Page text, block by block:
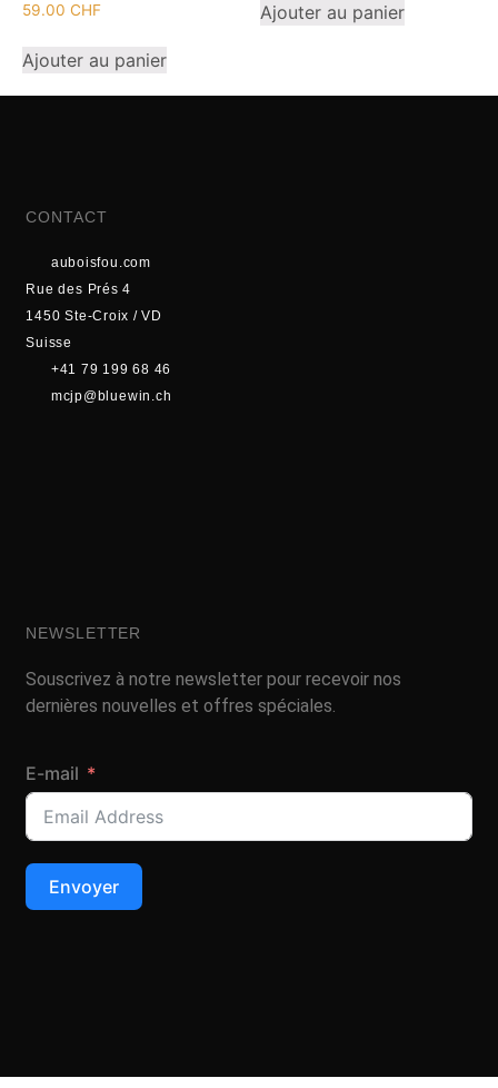
59.00 CHF
Ajouter au panier
Ajouter au panier
CONTACT
auboisfou.com
Rue des Prés 4
1450 Ste-Croix / VD
Suisse
+41 79 199 68 46
mcjp@bluewin.ch
NEWSLETTER
Souscrivez à notre newsletter pour recevoir nos
dernières nouvelles et offres spéciales.
E-mail
Envoyer